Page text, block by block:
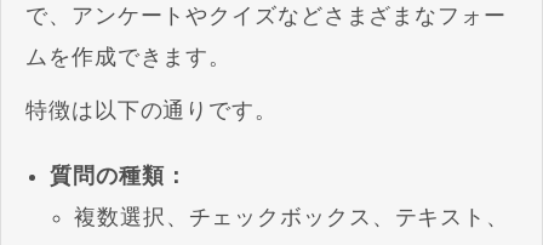
で、アンケートやクイズなどさまざまなフォー
ムを作成できます。
特徴は以下の通りです。
質問の種類：
複数選択、チェックボックス、テキスト、